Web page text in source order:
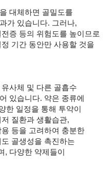
대체하면 골밀도를
가 있습니다. 그러나,
증 등의 위험도를 높이므로
기간 동안만 사용할 것을
사체 및 다른 골흡수
있습니다. 약은 종류에
한 일정을 통해 투약이
질환과 생활습관,
등을 고려하여 충분한
골생성을 촉진하는
, 다양한 약제들이